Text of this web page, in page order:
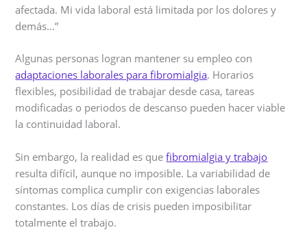
afectada. Mi vida laboral está limitada por los dolores y
demás…”
Algunas personas logran mantener su empleo con
adaptaciones laborales para fibromialgia. Horarios
flexibles, posibilidad de trabajar desde casa, tareas
modificadas o periodos de descanso pueden hacer viable
la continuidad laboral.
Sin embargo, la realidad es quefibromialgia y trabajo
resulta difícil, aunque no imposible. La variabilidad de
síntomas complica cumplir con exigencias laborales
constantes. Los días de crisis pueden imposibilitar
totalmente el trabajo.